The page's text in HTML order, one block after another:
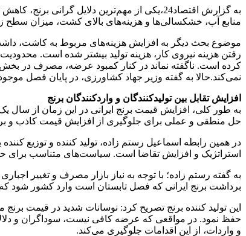
به گزارش اقتصاد24،یکی از مهم‌ترین دلایل
منابع آب، خشکسالی‌ها و هزینه‌های بالای کشت، میزان سطح
موضوع بحث دیگر به افزایش هزینه‌های مربوط به کاشت،
رفتن هزینه نیروی کار، هزینه تولید بیشتر شده است.
کرده است. ناگفته نماند در کنار کمبود عرضه، مصرف در بخش
نمی‌کند.حالا به گفته وزیر جهاد کشاورزی، در پایان فصل
افزایش تقابل بین تولیدکنندگان و واردکنندگان برنج
به طور کلی، افزایش قیمت برنج ایرانی در این زمان از سال
حل منطقی و عملی برای جلوگیری از افزایش قیمت کاذب و
در همین رابطه اسماعیل رستم زاده، تولید کننده و توزیع
استراتژیک و افزایش تقاضا است. سیاست‌های متناسب برای
برداشت برنج ایرانی که فصل تابستان است وارد کشور شود که
این تولید کننده برنج تصریح کرد: نوسانات شدید در قیمت
حفظ نمود. در مواقعی که عرضه کافی نیست، سوداگران و
و واردات، از این اقدامات جلوگیری می‌کند.